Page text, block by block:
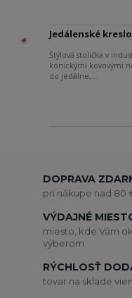
Jedálenské
Štýlová stolička v
kónickými kovovými
do jedálne,...
DOPRAVA
pri nákupe nad 80
VÝDAJNÉ
miesto, kde Vám
výberom
RÝCHLOSŤ
tovar na sklade